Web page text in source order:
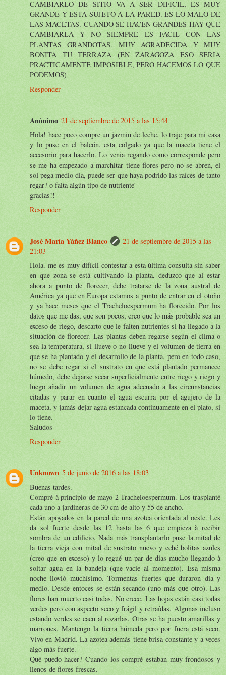
CAMBIARLO DE SITIO VA A SER DIFICIL, ES MUY
GRANDE Y ESTA SUJETO A LA PARED. ES LO MALO DE
LAS MACETAS. CUANDO SE HACEN GRANDES HAY QUE
CAMBIARLA Y NO SIEMPRE ES FACIL CON LAS
PLANTAS GRANDOTAS. MUY AGRADECIDA Y MUY
BONITA TU TERRAZA (EN ZARAGOZA ESO SERIA
PRACTICAMENTE IMPOSIBLE, PERO HACEMOS LO QUE
PODEMOS)
Responder
Anónimo 21 de septiembre de 2015 a las 15:44
Hola! hace poco compre un jazmin de leche, lo traje para mi casa
y lo puse en el balcón, esta colgado ya que la maceta tiene el
accesorio para hacerlo. Lo venia regando como corresponde pero
se me ha empezado a marchitar tiene flores pero no se abren, el
sol pega medio dia, puede ser que haya podrido las raíces de tanto
regar? o falta algún tipo de nutriente'
gracias!!
Responder
José María Yáñez Blanco
21 de septiembre de 2015 a las
21:03
Hola. me es muy difícil contestar a esta última consulta sin saber
en que zona se está cultivando la planta, deduzco que al estar
ahora a punto de florecer, debe tratarse de la zona austral de
América ya que en Europa estamos a punto de entrar en el otoño
y ya hace meses que el Tracheloespermum ha florecido. Por los
datos que me das, que son pocos, creo que lo más probable sea un
exceso de riego, descarto que le falten nutrientes si ha llegado a la
situación de florecer. Las plantas deben regarse según el clima o
sea la temperatura, si llueve o no llueve y el volumen de tierra en
que se ha plantado y el desarrollo de la planta, pero en todo caso,
no se debe regar si el sustrato en que está plantado permanece
húmedo, debe dejarse secar superficialmente entre riego y riego y
luego añadir un volumen de agua adecuado a las circunstancias
citadas y parar en cuanto el agua escurra por el agujero de la
maceta, y jamás dejar agua estancada continuamente en el plato, si
lo tiene.
Saludos
Responder
Unknown 5 de junio de 2016 a las 18:03
Buenas tardes.
Compré à principio de mayo 2 Tracheloespermum. Los trasplanté
cada uno a jardineras de 30 cm de alto y 55 de ancho.
Están apoyados en la pared de una azotea orientada al oeste. Les
da sol fuerte desde las 12 hasta las 6 que empieza à recibir
sombra de un edificio. Nada más transplantarlo puse la.mitad de
la tierra vieja con mitad de sustrato nuevo y eché bolitas azules
(creo que en exceso) y lo regué un par de días mucho llegando à
soltar agua en la bandeja (que vacíe al momento). Esa misma
noche llovió muchísimo. Tormentas fuertes que duraron dia y
medio. Desde entoces se están secando (uno más que otro). Las
flores han muerto casi todas. No crece. Las hojas están casi todas
verdes pero con aspecto seco y frágil y retraídas. Algunas incluso
estando verdes se caen al rozarlas. Otras se ha puesto amarillas y
marrones. Mantengo la tierra húmeda pero por fuera está seco.
Vivo en Madrid. La azotea además tiene brisa constante y a veces
algo más fuerte.
Qué puedo hacer? Cuando los compré estaban muy frondosos y
llenos de flores frescas.